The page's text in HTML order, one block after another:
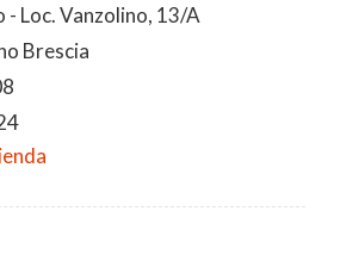
- Loc. Vanzolino, 13/A
Brescia